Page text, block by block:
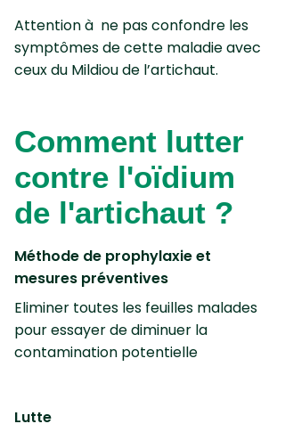
Attention à ne pas confondre les
symptômes de cette maladie avec
ceux du Mildiou de l’artichaut.
Comment lutter
contre l'oïdium
de l'artichaut ?
Méthode de prophylaxie et
mesures préventives
Eliminer toutes les feuilles malades
pour essayer de diminuer la
contamination potentielle
Lutte